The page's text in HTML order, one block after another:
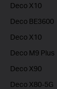
Deco X10
Deco BE3600
Deco X10
Deco M9 Plus
Deco X90
Deco X80-5G